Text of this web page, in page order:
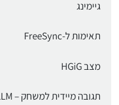
גיימינג
תאימות ל-FreeSync
מצב HGiG
תגובה מיידית למשחק – VRR/ALLM